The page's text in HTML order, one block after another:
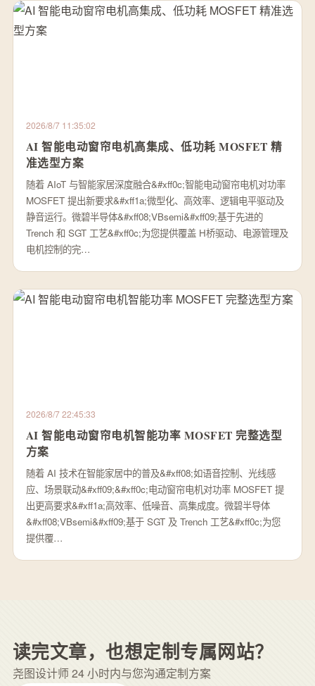
2026/8/7 11:35:02
AI 智能电动窗帘电机高集成、低功耗 MOSFET 精
准选型方案
随着 AIoT 与智能家居深度融合&#xff0c;智能电动窗帘电机对功率
MOSFET 提出新要求&#xff1a;微型化、高效率、逻辑电平驱动及
静音运行。微碧半导体&#xff08;VBsemi&#xff09;基于先进的
Trench 和 SGT 工艺&#xff0c;为您提供覆盖 H桥驱动、电源管理及
电机控制的完…
2026/8/7 22:45:33
AI 智能电动窗帘电机智能功率 MOSFET 完整选型
方案
随着 AI 技术在智能家居中的普及&#xff08;如语音控制、光线感
应、场景联动&#xff09;&#xff0c;电动窗帘电机对功率 MOSFET 提
出更高要求&#xff1a;高效率、低噪音、高集成度。微碧半导体
&#xff08;VBsemi&#xff09;基于 SGT 及 Trench 工艺&#xff0c;为您
提供覆…
读完文章，也想定制专属网站？
尧图设计师 24 小时内与您沟通定制方案